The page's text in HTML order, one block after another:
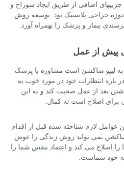
اضافی از طریق ایجاد سوراخ و
جراحی پلاستیک بود. توسعه روش
بیمار و پزشک را بهمراه آورد.
پیش از عمل
به لیپو ساکشن است مشاوره با پزشک
باره انتظارات خود در مورد خوب به
بعد از عمل صحبت کند و به این
برای اصلاح است نه کمال.
عوامل لازم شناخته شده قبل از اقدام
نمی تواند روش زندگی را عوض
اصلاح می کند و اعتماد بنفس شما را
به خود شماست.